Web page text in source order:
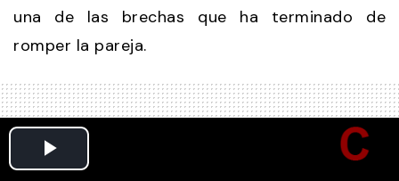
una de las brechas que ha terminado de
romper la pareja.